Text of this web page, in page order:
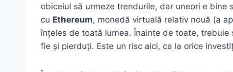
obiceiul să urmeze trendurile, dar uneori e
cu Ethereum, monedă virtuală relativ nouă (a
înțeles de toată lumea. Înainte de toate,
fie și pierduți. Este un risc aici, ca la orice